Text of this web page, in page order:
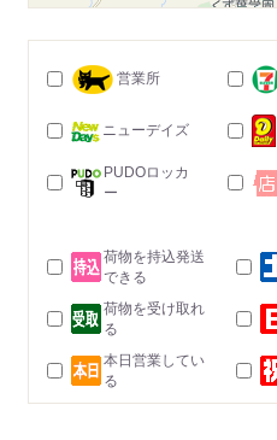
営業所
ニューデイズ
PUDOロッカ
ー
荷物を持込発送
できる
荷物を受け取れ
る
本日営業してい
る